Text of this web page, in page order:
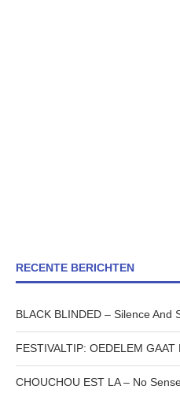
RECENTE BERICHTEN
BLACK BLINDED – Silence And
FESTIVALTIP: OEDELEM GAAT
CHOUCHOU EST LA – No